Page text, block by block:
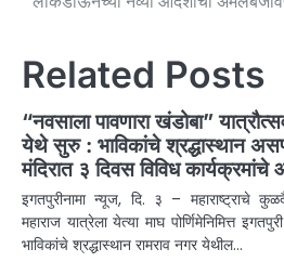
Related Posts
“नवसाला पावणारा खंडोबा”
येथे सुरु : भाविकांचे श्रद्धास्थान
मंदिरात ३ दिवस विविध
इगतपुरीनामा न्यूज, दि. ३ – महाराष्ट्राचे
महाराज यात्रेला येत्या माघ पोर्णिमेनिमित्त
भाविकांचे श्रद्धास्थान रामराव नगर येथील…